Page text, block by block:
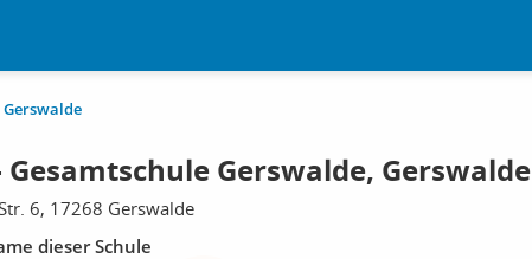
Gesamtschule Gerswalde, Gerswalde
6, 17268 Gerswalde
dieser Schule